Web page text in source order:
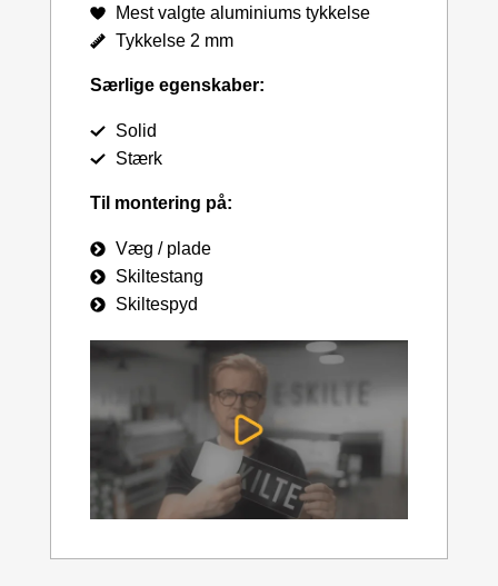
Mest valgte aluminiums tykkelse
Tykkelse 2 mm
Særlige egenskaber:
Solid
Stærk
Til montering på:
Væg / plade
Skiltestang
Skiltespyd